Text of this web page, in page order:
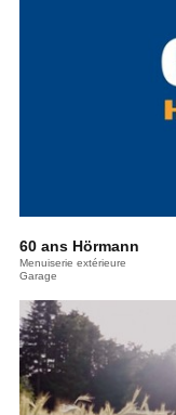
60 ans Hörmann
Menuiserie extérieure
Garage